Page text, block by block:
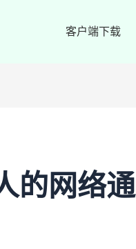
客户端下载
的网络通